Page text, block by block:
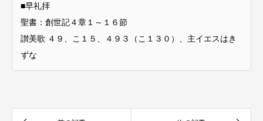
■早礼拝
聖書：創世記４章１～１６節
讃美歌 ４９、こ１５、４９３（こ１３０）、主イエスはき
ずな